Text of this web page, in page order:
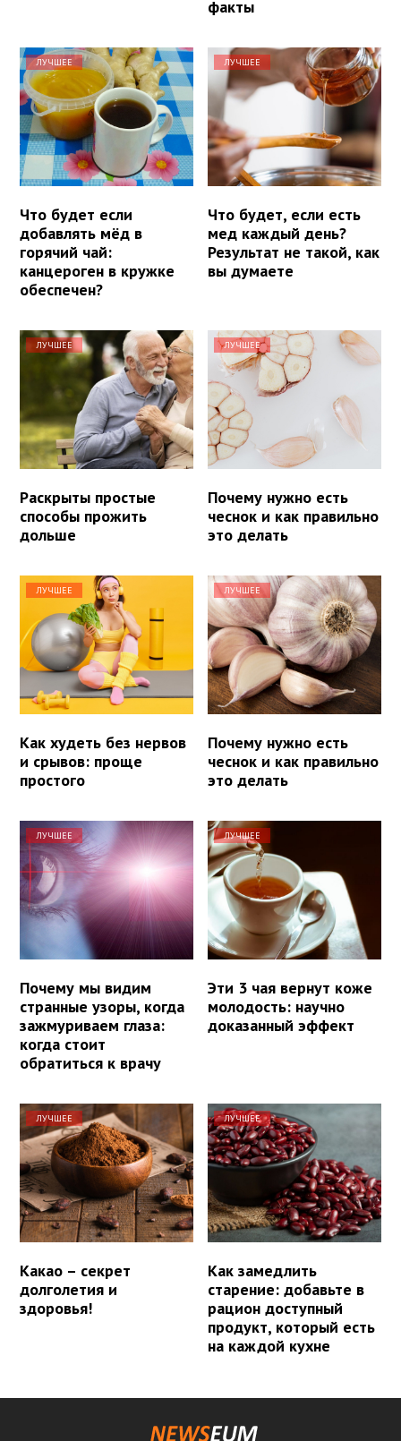
факты
ЛУЧШЕЕ
Что будет если
добавлять мёд в
горячий чай:
канцероген в кружке
обеспечен?
ЛУЧШЕЕ
Что будет, если есть
мед каждый день?
Результат не такой, как
вы думаете
ЛУЧШЕЕ
Раскрыты простые
способы прожить
дольше
ЛУЧШЕЕ
Почему нужно есть
чеснок и как правильно
это делать
ЛУЧШЕЕ
Как худеть без нервов
и срывов: проще
простого
ЛУЧШЕЕ
Почему нужно есть
чеснок и как правильно
это делать
ЛУЧШЕЕ
Почему мы видим
странные узоры, когда
зажмуриваем глаза:
когда стоит
обратиться к врачу
ЛУЧШЕЕ
Эти 3 чая вернут коже
молодость: научно
доказанный эффект
ЛУЧШЕЕ
Какао – секрет
долголетия и
здоровья!
ЛУЧШЕЕ
Как замедлить
старение: добавьте в
рацион доступный
продукт, который есть
на каждой кухне